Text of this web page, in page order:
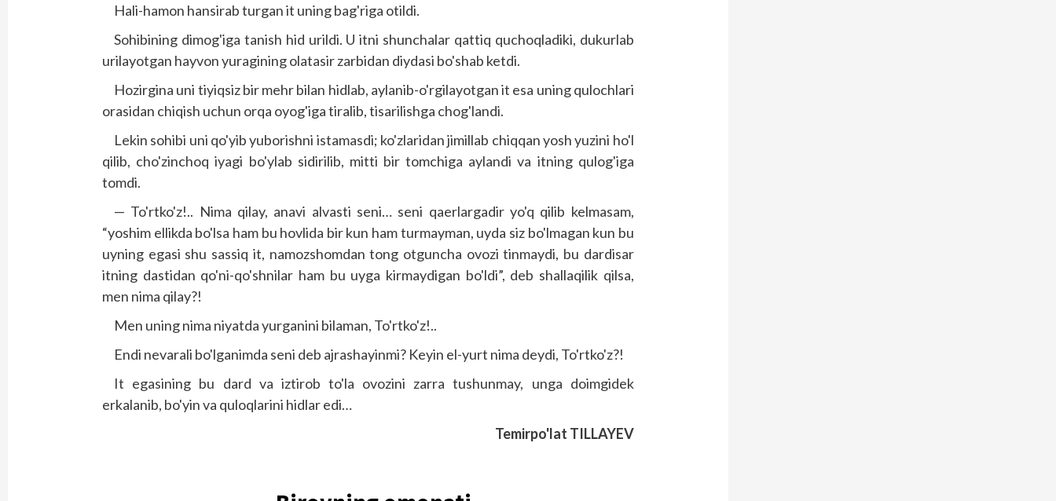
Hali-hamon hansirab turgan it uning bag'riga otildi.
Sohibining dimog'iga tanish hid urildi. U itni shunchalar qattiq quchoqladiki, dukurlab
urilayotgan hayvon yuragining olatasir zarbidan diydasi bo'shab ketdi.
Hozirgina uni tiyiqsiz bir mehr bilan hidlab, aylanib-o'rgilayotgan it esa uning qulochlari
orasidan chiqish uchun orqa oyog'iga tiralib, tisarilishga chog'landi.
Lekin sohibi uni qo'yib yuborishni istamasdi; ko'zlaridan jimillab chiqqan yosh yuzini ho'l
qilib, cho'zinchoq iyagi bo'ylab sidirilib, mitti bir tomchiga aylandi va itning qulog'iga
tomdi.
— To'rtko'z!.. Nima qilay, anavi alvasti seni… seni qaerlargadir yo'q qilib kelmasam,
“yoshim ellikda bo'lsa ham bu hovlida bir kun ham turmayman, uyda siz bo'lmagan kun bu
uyning egasi shu sassiq it, namozshomdan tong otguncha ovozi tinmaydi, bu dardisar
itning dastidan qo'ni-qo'shnilar ham bu uyga kirmaydigan bo'ldi”, deb shallaqilik qilsa,
men nima qilay?!
Men uning nima niyatda yurganini bilaman, To'rtko'z!..
Endi nevarali bo'lganimda seni deb ajrashayinmi? Keyin el-yurt nima deydi, To'rtko'z?!
It egasining bu dard va iztirob to'la ovozini zarra tushunmay, unga doimgidek
erkalanib, bo'yin va quloqlarini hidlar edi…
Temirpo'lat TILLAYEV